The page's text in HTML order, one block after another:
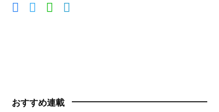
おすすめ連載